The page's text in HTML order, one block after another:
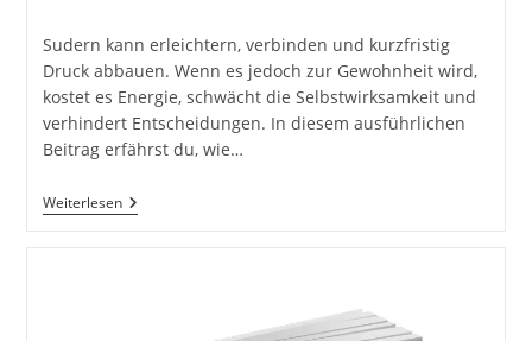
Sudern kann erleichtern, verbinden und kurzfristig
Druck abbauen. Wenn es jedoch zur Gewohnheit wird,
kostet es Energie, schwächt die Selbstwirksamkeit und
verhindert Entscheidungen. In diesem ausführlichen
Beitrag erfährst du, wie…
WeiterlesenVom
Sudern